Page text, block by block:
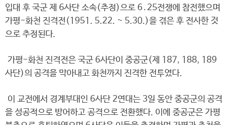
입대 후 국군 제 6사단 소속(추정)으로 6․25전쟁에 참전했으며
가평-화천 진격전(1951. 5.22. ~ 5.30.)을 겪은 후 전사한 것
으로 추정된다.
가평-화천 진격전은 국군 6사단이 중공군(제 187, 188, 189
사단)의 공격을 막아내고 화천까지 진격한 전투였다.
이 교전에서 경계부대인 6사단 2연대는 3일 동안 중공군의 공격
을 성공적으로 방어하고 공격으로 전환했다. 이에 중공군은 가평